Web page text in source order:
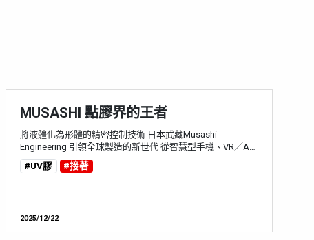
MUSASHI 點膠界的王者
將液體化為形體的精密控制技術 日本武藏Musashi
Engineering 引領全球製造的新世代 從智慧型手機、VR／AR
眼鏡、智慧手錶等行動裝置，到電腦、平板、遊戲機等數位
設備，再到電視、空調、冰箱等家電產品，乃至於自動駕駛
術之一。...
#UV膠 #接著
2025/12/22